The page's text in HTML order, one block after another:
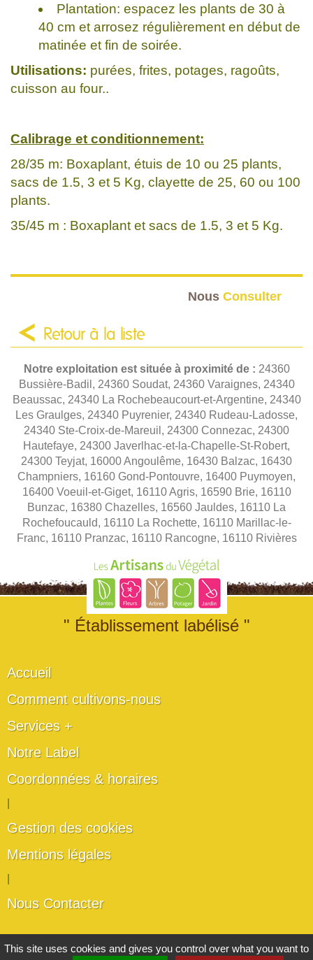
Plantation: espacez les plants de 30 à
40 cm et arrosez régulièrement en début de
matinée et fin de soirée.
Utilisations: purées, frites, potages, ragoûts,
cuisson au four..
Calibrage et conditionnement:
28/35 m: Boxaplant, étuis de 10 ou 25 plants,
sacs de 1.5, 3 et 5 Kg, clayette de 25, 60 ou 100
plants.
35/45 m : Boxaplant et sacs de 1.5, 3 et 5 Kg.
Nous Consulter
Retour à la liste
Notre exploitation est située à proximité de : 24360
Bussière-Badil, 24360 Soudat, 24360 Varaignes, 24340
Beaussac, 24340 La Rochebeaucourt-et-Argentine, 24340
Les Graulges, 24340 Puyrenier, 24340 Rudeau-Ladosse,
24340 Ste-Croix-de-Mareuil, 24300 Connezac, 24300
Hautefaye, 24300 Javerlhac-et-la-Chapelle-St-Robert,
24300 Teyjat, 16000 Angoulême, 16430 Balzac, 16430
Champniers, 16160 Gond-Pontouvre, 16400 Puymoyen,
16400 Voeuil-et-Giget, 16110 Agris, 16590 Brie, 16110
Bunzac, 16380 Chazelles, 16560 Jauldes, 16110 La
Rochefoucauld, 16110 La Rochette, 16110 Marillac-le-
Franc, 16110 Pranzac, 16110 Rancogne, 16110 Rivières
" Établissement labélisé "
Accueil
Comment cultivons-nous
Services +
Notre Label
Coordonnées & horaires
Gestion des cookies
Mentions légales
Nous Contacter
Les artisans du végétal
This site uses cookies and gives you control over what you want to